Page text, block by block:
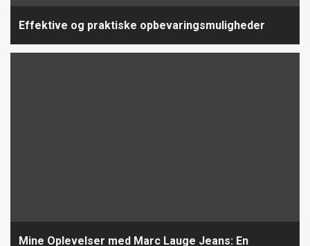
Effektive og praktiske opbevaringsmuligheder
Mine Oplevelser med Marc Lauge Jeans: En